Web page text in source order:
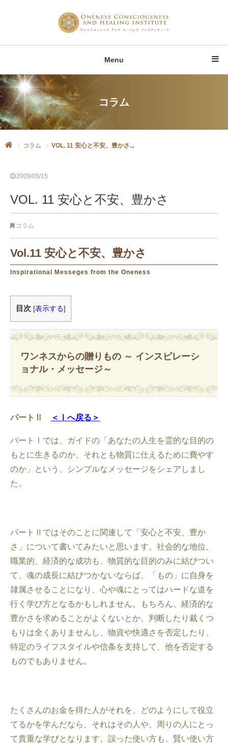
Menu
コラム
コラム VOL. 11 安心と不安、豊かさ...
2009/05/15
VOL. 11 安心と不安、豊かさ
コラム
Vol.11 安心と不安、豊かさ
Inspirational Messeges from the Oneness
目次 [表示する]
ワンネスからの贈りもの ～ インスピレーシ
ョナル・メッセージ～
パートⅡ ＜Ⅰへ戻る＞
パートⅠでは、ガイドの「あなたの人生を霊的な目的の
もとに生きるのか、それとも物質に仕えるために費やす
のか」という、シンプルなメッセージをシェアしまし
た。
パートⅡではそのことに関連して「安心と不安、豊か
さ」について書いてみたいと思います。社会的な地位、
職業的、経済的な成功も、物質的な目的のみに結びつい
て、魂の成長に結びつかないならば、「もの」に自身を
隷属させることになり、心や魂にとってはハードな道を
行く学び方となるかもしれません。もちろん、経済的な
豊かさを求めることがよくないとか、判断したり裁くつ
もりは全くありませんし、物資や快適さを否定したり、
特定のライフスタイルや信条を支持して、他を否定する
ものでもありません。
たくさんのお金を得た人がそれを、どのようにして役立
てるかを学んだなら、それはその人や、周りの人にとっ
て貴重な学びとなります。誤った使い方も、賢い使い方